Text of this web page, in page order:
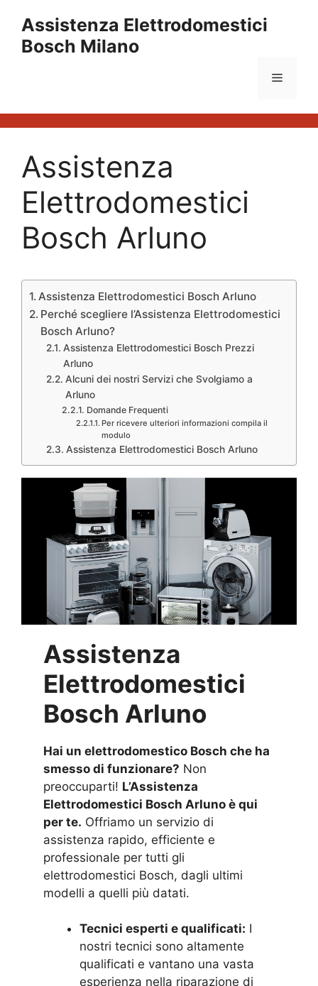
contenuto
Assistenza Elettrodomestici
Bosch Milano
Menu
Assistenza
Elettrodomestici
Bosch Arluno
Assistenza Elettrodomestici Bosch Arluno
Perché scegliere l’Assistenza Elettrodomestici
Bosch Arluno?
Assistenza Elettrodomestici Bosch Prezzi
Arluno
Alcuni dei nostri Servizi che Svolgiamo a
Arluno
Domande Frequenti
Per ricevere ulteriori informazioni compila il
modulo
Assistenza Elettrodomestici Bosch Arluno
Assistenza
Elettrodomestici
Bosch Arluno
Hai un elettrodomestico Bosch che ha
smesso di funzionare? Non
preoccuparti! L’Assistenza
Elettrodomestici Bosch Arluno è qui
per te. Offriamo un servizio di
assistenza rapido, efficiente e
professionale per tutti gli
elettrodomestici Bosch, dagli ultimi
modelli a quelli più datati.
Tecnici esperti e qualificati: I
nostri tecnici sono altamente
qualificati e vantano una vasta
esperienza nella riparazione di